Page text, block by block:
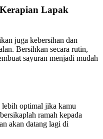
Lapak
juga kebersihan dan
Bersihkan secara rutin,
sayuran menjadi mudah
lebih optimal jika kamu
ramah kepada
akan datang lagi di